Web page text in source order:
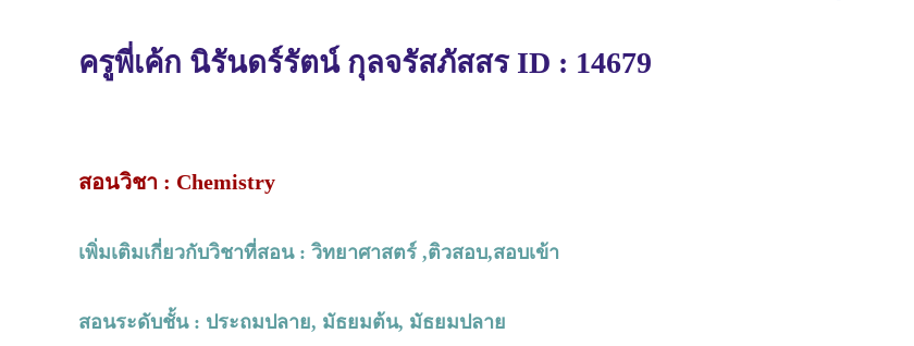
ครูพี่เค้ก นิรันดร์รัตน์ กุลจรัสภัสสร ID : 14679
สอนวิชา : Chemistry
เพิ่มเติมเกี่ยวกับวิชาที่สอน : วิทยาศาสตร์ ,ติวสอบ,สอบเข้า
สอนระดับชั้น : ประถมปลาย, มัธยมต้น, มัธยมปลาย